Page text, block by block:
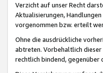
Verzicht auf unser Recht
Aktualisierungen,
vorgenommen bzw. erteilt
Ohne die ausdrückliche
abtreten. Vorbehaltlich
rechtlich bindend, gegenüber